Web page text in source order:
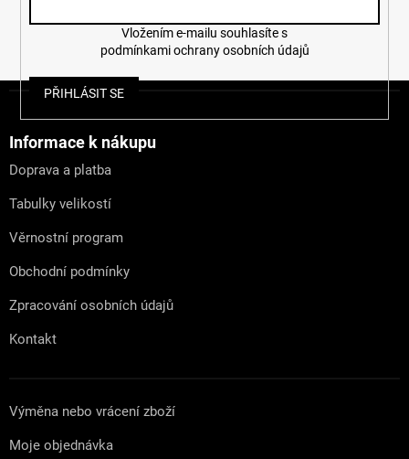
podmínkami ochrany osobních údajů
PŘIHLÁSIT SE
Informace k nákupu
Doprava a platba
Tabulky velikostí
Věrnostní program
Obchodní podmínky
Zpracování osobních údajů
Kontakt
Výměna nebo vrácení zboží
Moje objednávka